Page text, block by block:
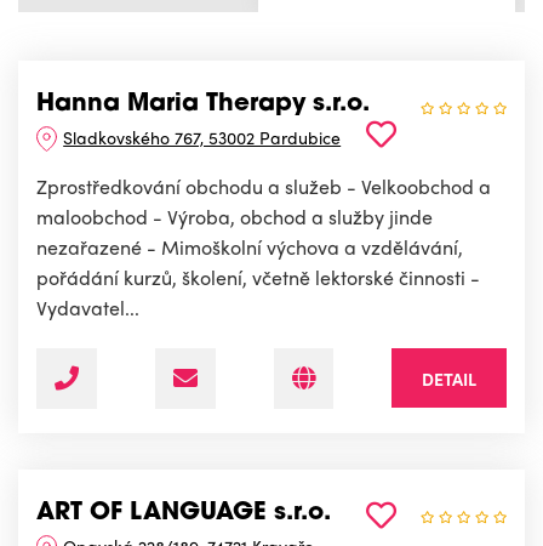
Hanna Maria Therapy s.r.o.
Sladkovského 767, 53002 Pardubice
Zprostředkování obchodu a služeb - Velkoobchod a
maloobchod - Výroba, obchod a služby jinde
nezařazené - Mimoškolní výchova a vzdělávání,
pořádání kurzů, školení, včetně lektorské činnosti -
Vydavatel...
DETAIL
ART OF LANGUAGE s.r.o.